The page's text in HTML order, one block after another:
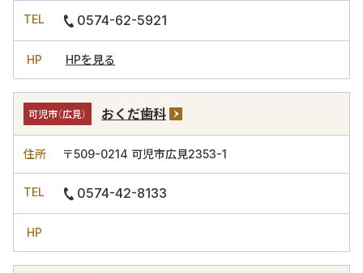
0574-62-5921
HPを見る
可児市（広見） おくだ歯科
〒509-0214 可児市広見2353-1
0574-42-8133